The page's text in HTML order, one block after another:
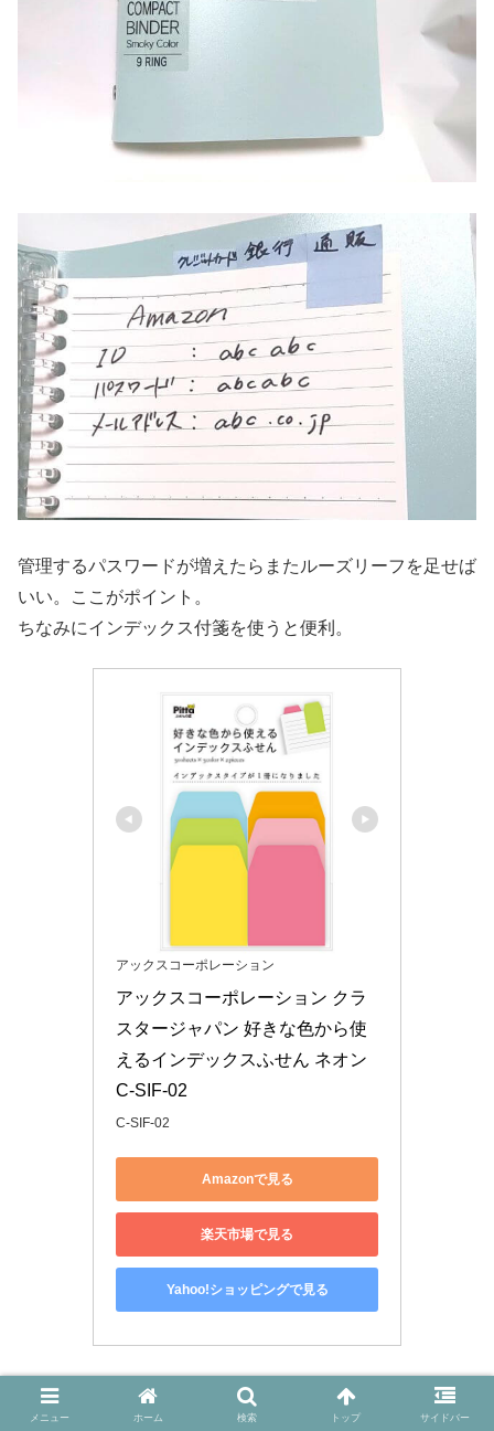
管理するパスワードが増えたらまたルーズリーフを足せば
いい。ここがポイント。
ちなみにインデックス付箋を使うと便利。
アックスコーポレーション
アックスコーポレーション クラ
スタージャパン 好きな色から使
えるインデックスふせん ネオン
C-SIF-02
C-SIF-02
Amazonで見る
楽天市場で見る
Yahoo!ショッピングで見る
市販のパスワード管理ノートはあるにはありますが書ける
メニュー ホーム 検索 トップ サイドバー